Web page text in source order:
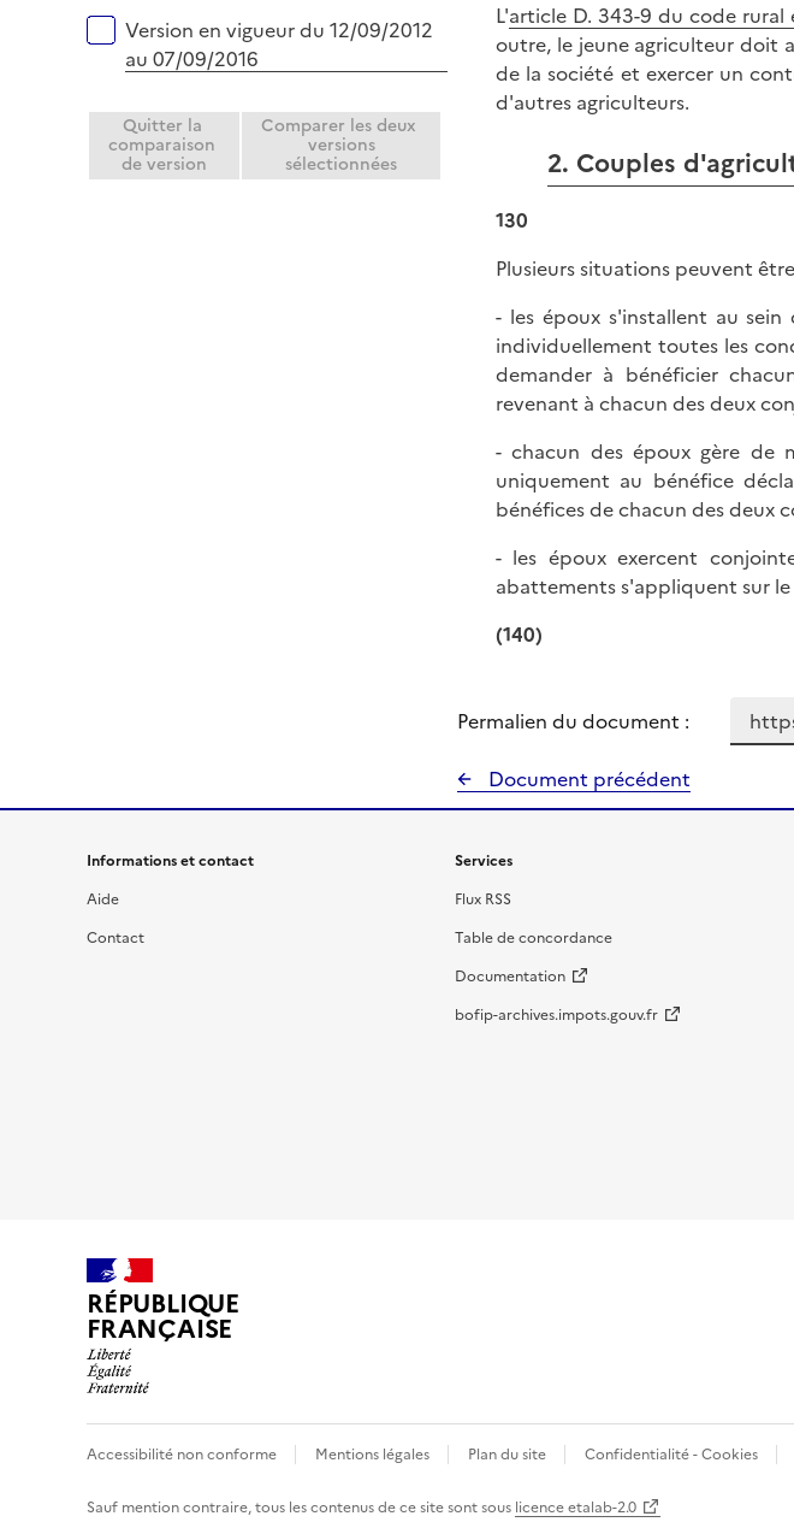
Version en vigueur du 12/09/2012
au 07/09/2016
Quitter la
comparaison
de version
Comparer les deux
versions
sélectionnées
L'article D. 343-9 du code
outre, le jeune agriculteur doit
de la société et exercer un
d'autres agriculteurs.
2. Couples
130
Plusieurs situations peuvent
- les époux s'installent au
individuellement toutes les
demander à bénéficier
revenant à chacun des deux
- chacun des époux gère de
uniquement au bénéfice
bénéfices de chacun des deux
- les époux exercent
abattements s'appliquent sur
(140)
Permalien du document :
Document précédent
Informations et contact
Aide
Contact
Services
Flux RSS
Table de concordance
Documentation
bofip-archives.impots.gouv.fr
RÉPUBLIQUE
FRANÇAISE
Accessibilité non conforme Mentions légales Plan du site Confidentialité - Cookies
Sauf mention contraire, tous les contenus de ce site sont sous licence etalab-2.0